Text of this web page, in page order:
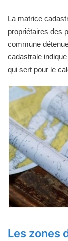
La matrice
propriétaires des
commune
cadastrale
qui sert pour le
Les zones